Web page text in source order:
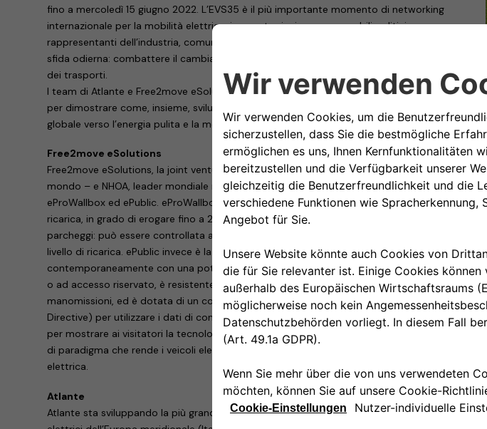
fino a mercoledì 15 giugno 2022. L’EVS35 è il più importante momento di networking
internazionale per la mobilità elettrica, in quanto riunisce responsabili politici,
rappresentanti dell’industria, comunità di ricerca e ONG che si occupano della più grande
sfida odierna: combattere il cambiamento climatico riducendo le emissioni del settore
dei trasporti.
I team di Atlante e Free2move eSolutions sono presenti nel padiglione D, stand D07-27,
per dimostrare come, insieme, sviluppano tecnologie che consentono la transizione
globale verso l’energia pulita e la mobilità sostenibile.
Free2move eSolutions
Free2move eSolutions, la joint venture tra Stellantis – quarta casa automobilistica al
mondo – e NHOA, leader mondiale nell’accumulo di energia, presenta le stazioni di ricarica
eProWallbox ed ePublic. eProWallbox è una famiglia flessibile e connessa di dispositivi di
ricarica, in grado di erogare fino a 20 kW, adatta alle esigenze di privati, flotte e gestori di
parcheggi: può essere controllata anche da remoto per conoscere in ogni momento il
livello di ricarica. ePublic invece è la soluzione pratica per ricaricare fino a due veicoli
contemporaneamente con una potenza massima di 44 kW. Ideale nei parcheggi pubblici
o ad accesso riservato, è resistente a tutte le condizioni atmosferiche e alle
manomissioni, ed è dotata di un contatore certificato MID (Measuring Instruments
Directive) per utilizzare i dati di consumo a fini fiscali. Il team eSolutions è a disposizione
per mostrare ai visitatori la tecnologia Vehicle-to-Grid (V2G): un completo cambiamento
di paradigma che rende i veicoli elettrici una preziosa fonte di flessibilità per la rete
elettrica.
Atlante
Atlante sta sviluppando la più grande rete di ricarica veloce e ultraveloce per veicoli